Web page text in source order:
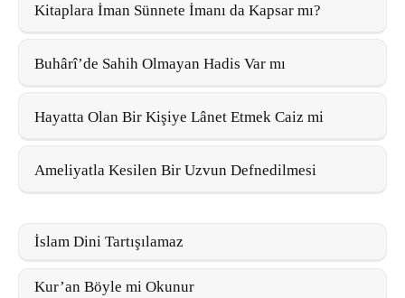
Kitaplara İman Sünnete İmanı da Kapsar mı?
Buhârî’de Sahih Olmayan Hadis Var mı
Hayatta Olan Bir Kişiye Lânet Etmek Caiz mi
Ameliyatla Kesilen Bir Uzvun Defnedilmesi
İslam Dini Tartışılamaz
Kur’an Böyle mi Okunur